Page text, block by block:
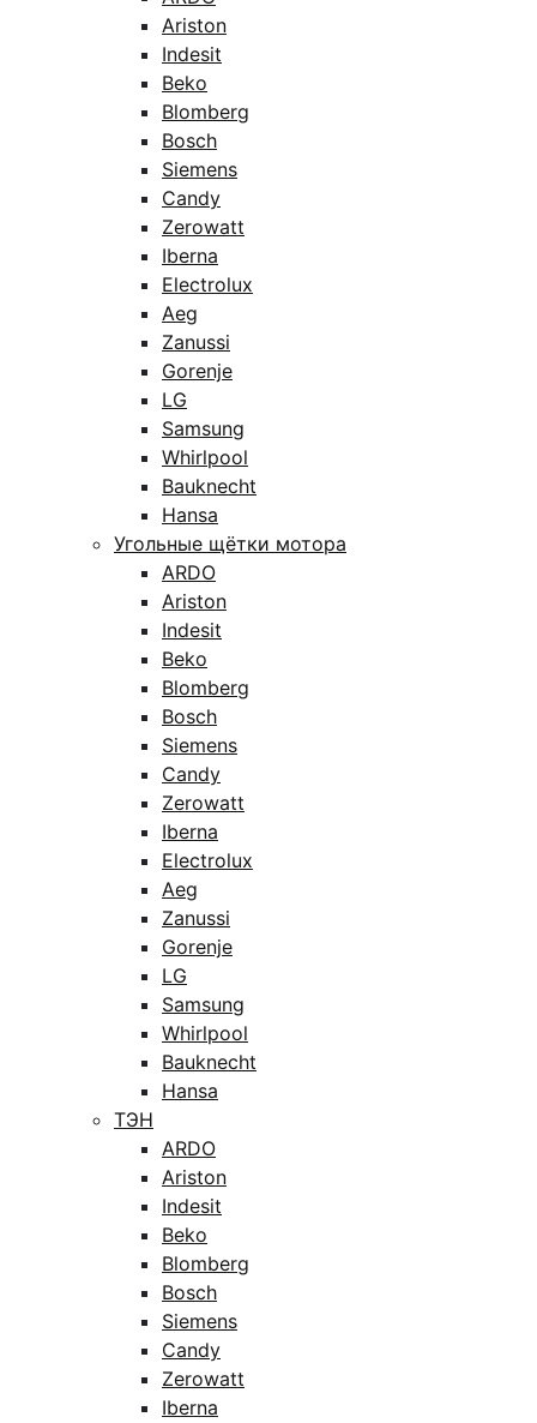
Ariston
Indesit
Beko
Blomberg
Bosch
Siemens
Candy
Zerowatt
Iberna
Electrolux
Aeg
Zanussi
Gorenje
LG
Samsung
Whirlpool
Bauknecht
Hansa
Угольные щётки мотора
ARDO
Ariston
Indesit
Beko
Blomberg
Bosch
Siemens
Candy
Zerowatt
Iberna
Electrolux
Aeg
Zanussi
Gorenje
LG
Samsung
Whirlpool
Bauknecht
Hansa
ТЭН
ARDO
Ariston
Indesit
Beko
Blomberg
Bosch
Siemens
Candy
Zerowatt
Iberna